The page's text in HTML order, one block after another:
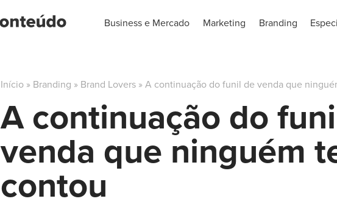
Business e Mercado Marketing Branding
Início » Branding » Brand Lovers » A continuação do funil de venda que
A continuação do
venda que ninguém
contou